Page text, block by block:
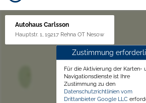
Autohaus Carlsson
Hauptstr. 1, 19217 Rehna OT Nesow
Zustimmung
Für die Aktivierung der Karten-
Navigationsdienste ist Ihre
Zustimmung zu den
Datenschutzrichtlinien vom
Drittanbieter Google LLC